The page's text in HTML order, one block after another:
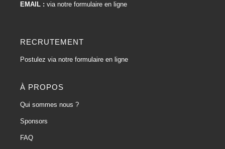
EMAIL : via notre formulaire en ligne
RECRUTEMENT
Postulez via notre formulaire en ligne
À PROPOS
Qui sommes nous ?
Sponsors
FAQ